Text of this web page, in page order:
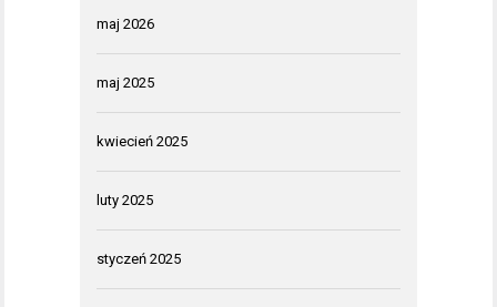
maj 2026
maj 2025
kwiecień 2025
luty 2025
styczeń 2025